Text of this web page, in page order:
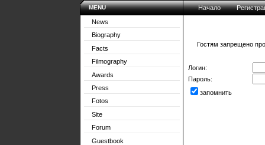
MENU
News
Biography
Facts
Filmography
Awards
Press
Fotos
Site
Forum
Guestbook
Начало
Гостям запрещено
Логин:
Пароль:
запомнить